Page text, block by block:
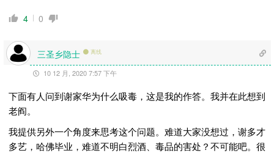
4 0
三圣乡隐士 离线
10 12 月, 2020 7:57 下午
下面有人问到谢家华为什么吸毒，这是我的作答。我并在此想到
老阎。
我提供另外一个角度来思考这个问题。难道大家没想过，谢多才
多艺，哈佛毕业，难道不明白烈酒、毒品的害处？不可能吧。很